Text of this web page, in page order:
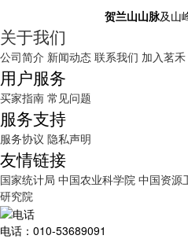
贺兰山山脉及山
关于我们
公司简介 新闻动态 联系我们 加入茗禾
用户服务
买家指南 常见问题
服务支持
服务协议 隐私声明
友情链接
国家统计局 中国农业科学院 中国资源
研究院
电话：010-53689091